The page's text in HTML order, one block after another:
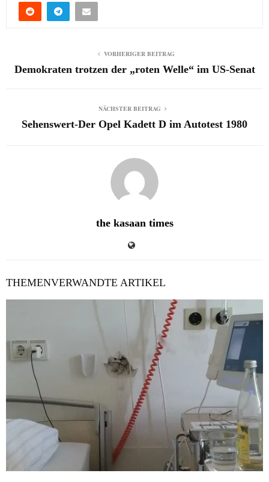
VORHERIGER BEITRAG
Demokraten trotzen der „roten Welle“ im US-Senat
NÄCHSTER BEITRAG
Sehenswert-Der Opel Kadett D im Autotest 1980
the kasaan times
THEMENVERWANDTE ARTIKEL